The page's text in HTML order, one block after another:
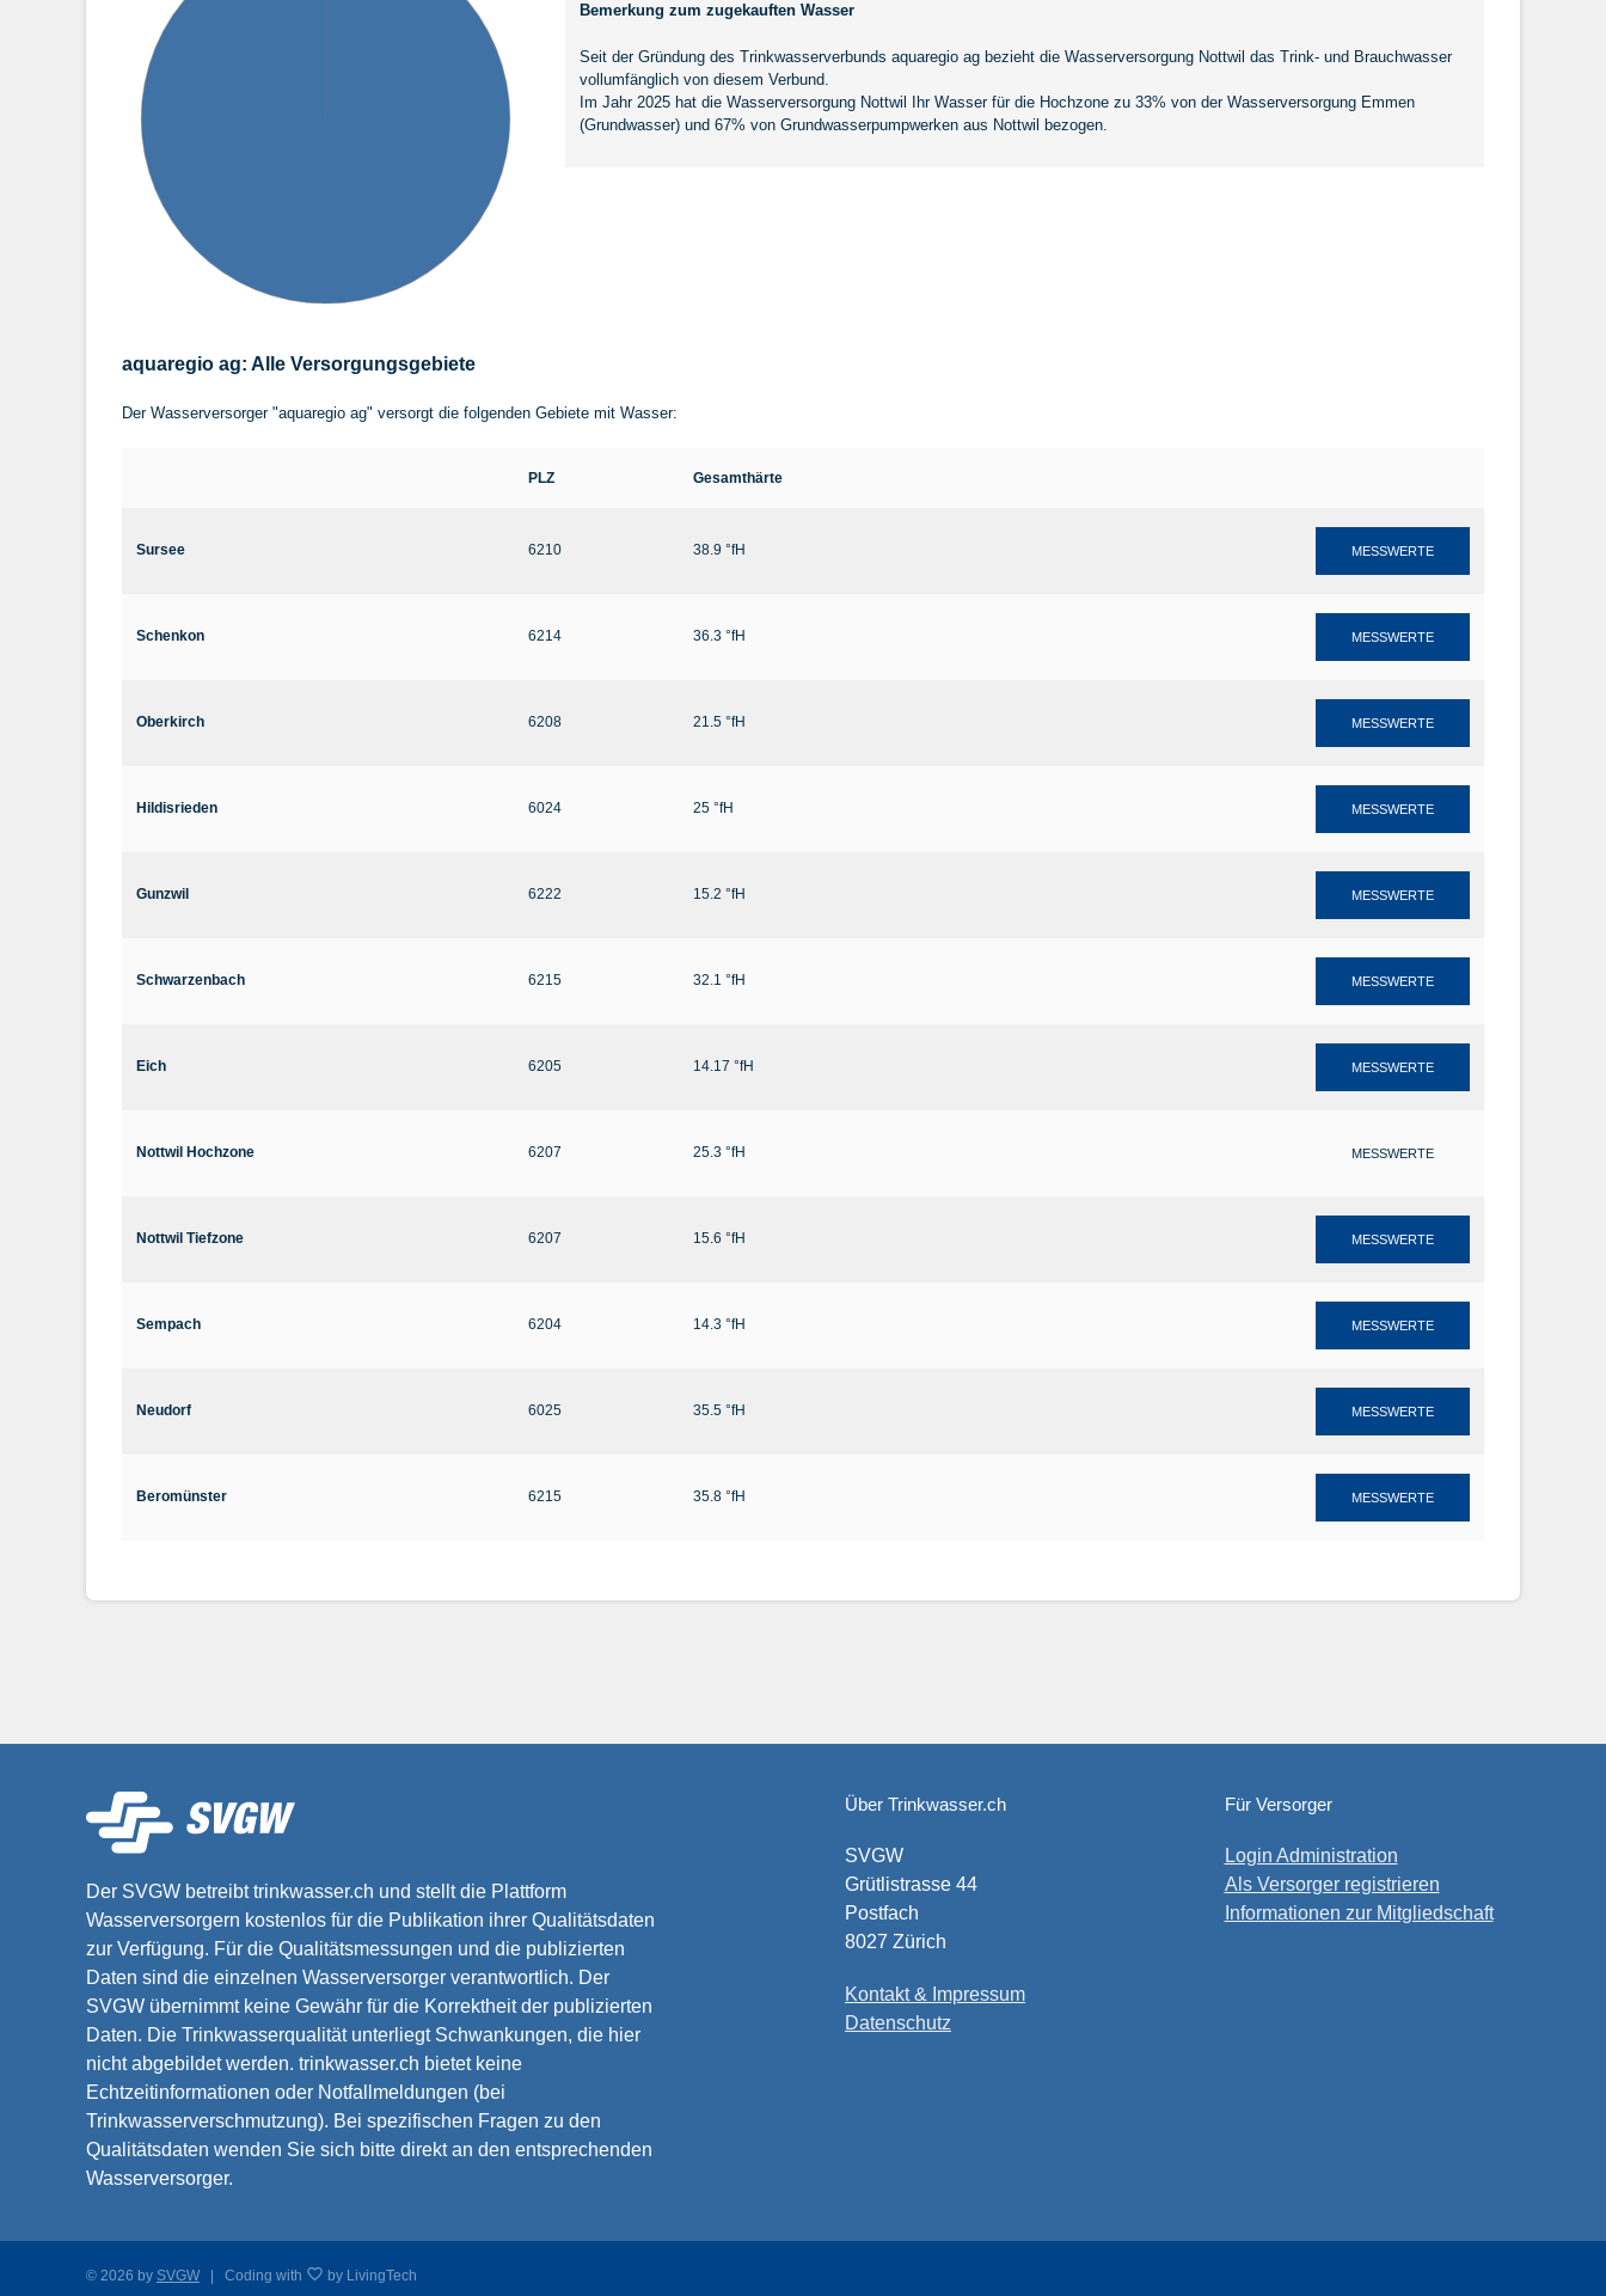
Bemerkung zum zugekauften Wasser
Seit der Gründung des Trinkwasserverbunds aquaregio ag bezieht die Wasserversorgung Nottwil das Trink- und Brauchwasser
vollumfänglich von diesem Verbund.
Im Jahr 2025 hat die Wasserversorgung Nottwil Ihr Wasser für die Hochzone zu 33% von der Wasserversorgung Emmen
(Grundwasser) und 67% von Grundwasserpumpwerken aus Nottwil bezogen.
aquaregio ag: Alle Versorgungsgebiete
Der Wasserversorger "aquaregio ag" versorgt die folgenden Gebiete mit Wasser:
PLZ Gesamthärte
Sursee 6210 38.9 °fH MESSWERTE
Schenkon 6214 36.3 °fH MESSWERTE
Oberkirch 6208 21.5 °fH MESSWERTE
Hildisrieden 6024 25 °fH MESSWERTE
Gunzwil 6222 15.2 °fH MESSWERTE
Schwarzenbach 6215 32.1 °fH MESSWERTE
Eich 6205 14.17 °fH MESSWERTE
Nottwil Hochzone 6207 25.3 °fH MESSWERTE
Nottwil Tiefzone 6207 15.6 °fH MESSWERTE
Sempach 6204 14.3 °fH MESSWERTE
Neudorf 6025 35.5 °fH MESSWERTE
Beromünster 6215 35.8 °fH MESSWERTE
Der SVGW betreibt trinkwasser.ch und stellt die Plattform
Wasserversorgern kostenlos für die Publikation ihrer Qualitätsdaten
zur Verfügung. Für die Qualitätsmessungen und die publizierten
Daten sind die einzelnen Wasserversorger verantwortlich. Der
SVGW übernimmt keine Gewähr für die Korrektheit der publizierten
Daten. Die Trinkwasserqualität unterliegt Schwankungen, die hier
nicht abgebildet werden. trinkwasser.ch bietet keine
Echtzeitinformationen oder Notfallmeldungen (bei
Trinkwasserverschmutzung). Bei spezifischen Fragen zu den
Qualitätsdaten wenden Sie sich bitte direkt an den entsprechenden
Wasserversorger.
Über Trinkwasser.ch
SVGW
Grütlistrasse 44
Postfach
8027 Zürich
Kontakt & Impressum
Datenschutz
Für Versorger
Login Administration
Als Versorger registrieren
Informationen zur Mitgliedschaft
© 2026 by SVGW | Coding with by LivingTech